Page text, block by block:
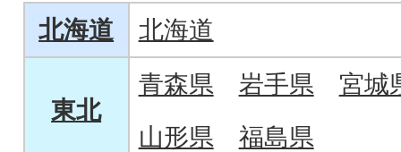
北海道 北海道
東北
青森県 岩手県
宮城
山形県
福島県